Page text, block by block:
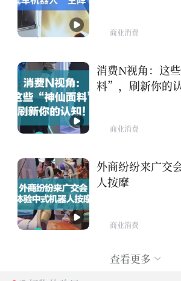
商业消费
消费N视角：这
料”，刷新你的认
商业消费
外商纷纷来广交
人按摩
商业消费
查看更多